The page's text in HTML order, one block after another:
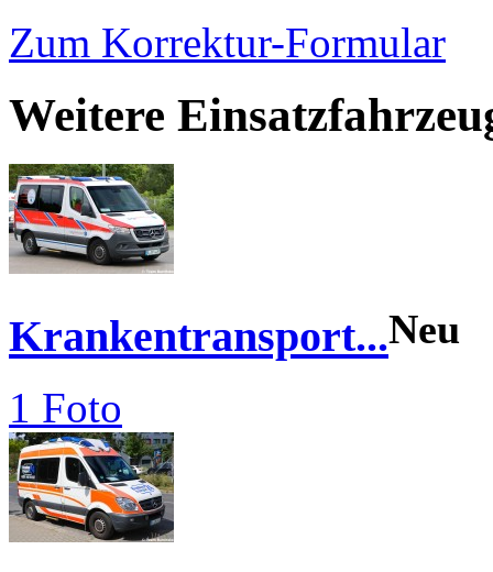
Zum Korrektur-Formular
Weitere
Krankentransport...Neu
1 Foto